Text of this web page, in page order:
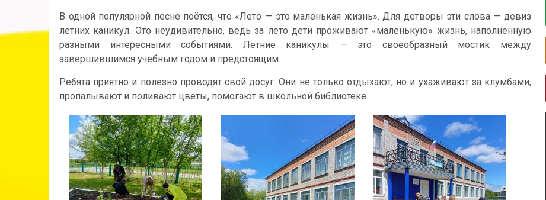
В одной популярной песне поётся, что «Лето — это маленькая жизнь». Для детворы эти слова — девиз
летних каникул. Это неудивительно, ведь за лето дети проживают «маленькую» жизнь, наполненную
разными интересными событиями. Летние каникулы — это своеобразный мостик между
завершившимся учебным годом и предстоящим.
Ребята приятно и полезно проводят свой досуг. Они не только отдыхают, но и ухаживают за клумбами,
пропалывают и поливают цветы, помогают в школьной библиотеке.